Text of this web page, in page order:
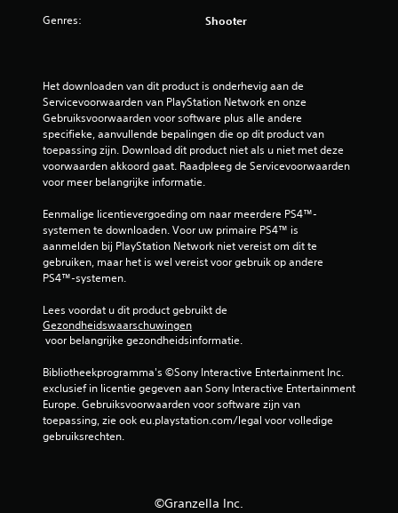
Genres: Shooter
Het downloaden van dit product is onderhevig aan de
Servicevoorwaarden van PlayStation Network en onze
Gebruiksvoorwaarden voor software plus alle andere
specifieke, aanvullende bepalingen die op dit product van
toepassing zijn. Download dit product niet als u niet met deze
voorwaarden akkoord gaat. Raadpleeg de Servicevoorwaarden
voor meer belangrijke informatie.
Eenmalige licentievergoeding om naar meerdere PS4™-
systemen te downloaden. Voor uw primaire PS4™ is
aanmelden bij PlayStation Network niet vereist om dit te
gebruiken, maar het is wel vereist voor gebruik op andere
PS4™-systemen.
Lees voordat u dit product gebruikt de
Gezondheidswaarschuwingen
voor belangrijke gezondheidsinformatie.
Bibliotheekprogramma's ©Sony Interactive Entertainment Inc.
exclusief in licentie gegeven aan Sony Interactive Entertainment
Europe. Gebruiksvoorwaarden voor software zijn van
toepassing, zie ook eu.playstation.com/legal voor volledige
gebruiksrechten.
©Granzella Inc.